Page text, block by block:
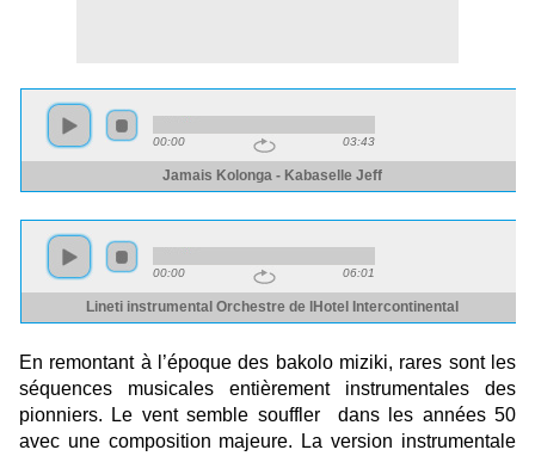
En remontant à l’époque des bakolo miziki, rares sont les
séquences musicales entièrement instrumentales des
pionniers. Le vent semble souffler dans les années 50
avec une composition majeure. La version instrumentale